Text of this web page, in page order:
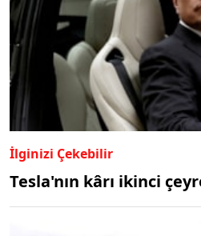
İlginizi Çekebilir
Tesla'nın kârı ikinci